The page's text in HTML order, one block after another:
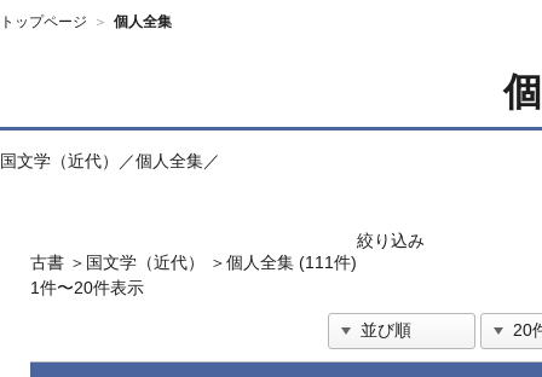
トップページ ＞ 個人全集
国文学（近代）／個人全集／
古書 ＞ 国文学（近代） ＞個人全集 (111件)
1件〜20件表示
絞り込み